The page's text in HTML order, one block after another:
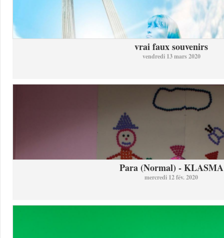
vrai faux souvenirs
vendredi 13 mars 2020
Para (Normal) - KLASMA
mercredi 12 fév. 2020